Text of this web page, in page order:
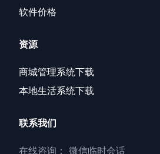
软件价格
资源
商城管理系统下载
本地生活系统下载
联系我们
在线咨询： 微信临时会话